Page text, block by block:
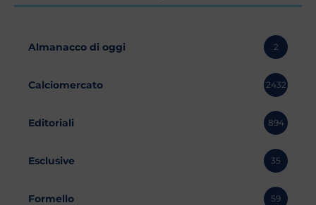
Almanacco di oggi 2
Calciomercato 2432
Editoriali 894
Esclusive 35
Formello 59